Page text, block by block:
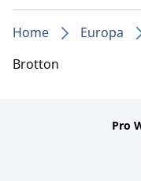
Home Europa
Brotton
Pro